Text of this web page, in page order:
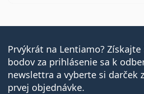
Prvýkrát na Lentiamo?
bodov za prihlásenie sa k
newslettra a vyberte si darček
prvej objednávke.